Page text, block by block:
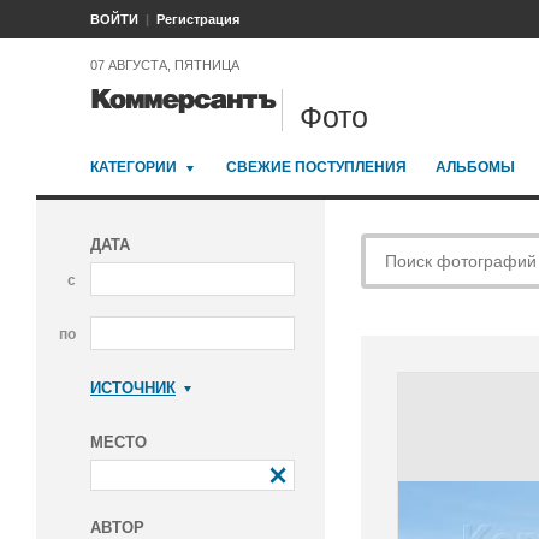
ВОЙТИ Регистрация
07 АВГУСТА, ПЯТНИЦА
Фото
КАТЕГОРИИ СВЕЖИЕ ПОСТУПЛЕНИЯ АЛЬБОМЫ
ДАТА
с
по
ИСТОЧНИК
МЕСТО
АВТОР